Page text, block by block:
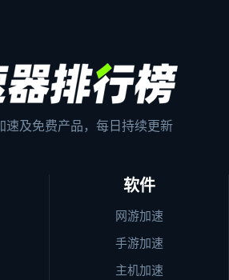
速及免费产品，每日持续更新
软件
网游加速
手游加速
主机加速